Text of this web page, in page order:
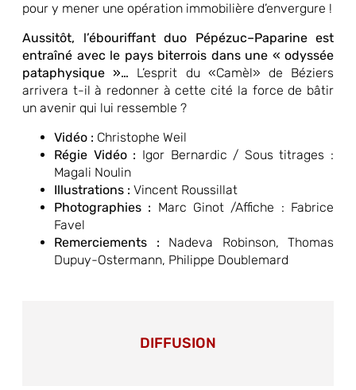
pour y mener une opération immobilière d’envergure !
Aussitôt, l’ébouriffant duo Pépézuc–Paparine est
entraîné avec le pays biterrois dans une « odyssée
pataphysique »… L’esprit du «Camèl» de Béziers
arrivera t-il à redonner à cette cité la force de bâtir
un avenir qui lui ressemble ?
Vidéo : Christophe Weil
Régie Vidéo : Igor Bernardic / Sous titrages :
Magali Noulin
Illustrations : Vincent Roussillat
Photographies : Marc Ginot /Affiche : Fabrice
Favel
Remerciements : Nadeva Robinson, Thomas
Dupuy-Ostermann, Philippe Doublemard
DIFFUSION